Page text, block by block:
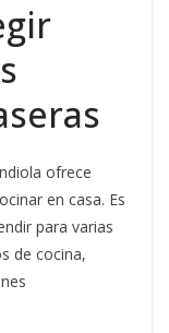
ofrece
en casa. Es
para varias
de cocina,